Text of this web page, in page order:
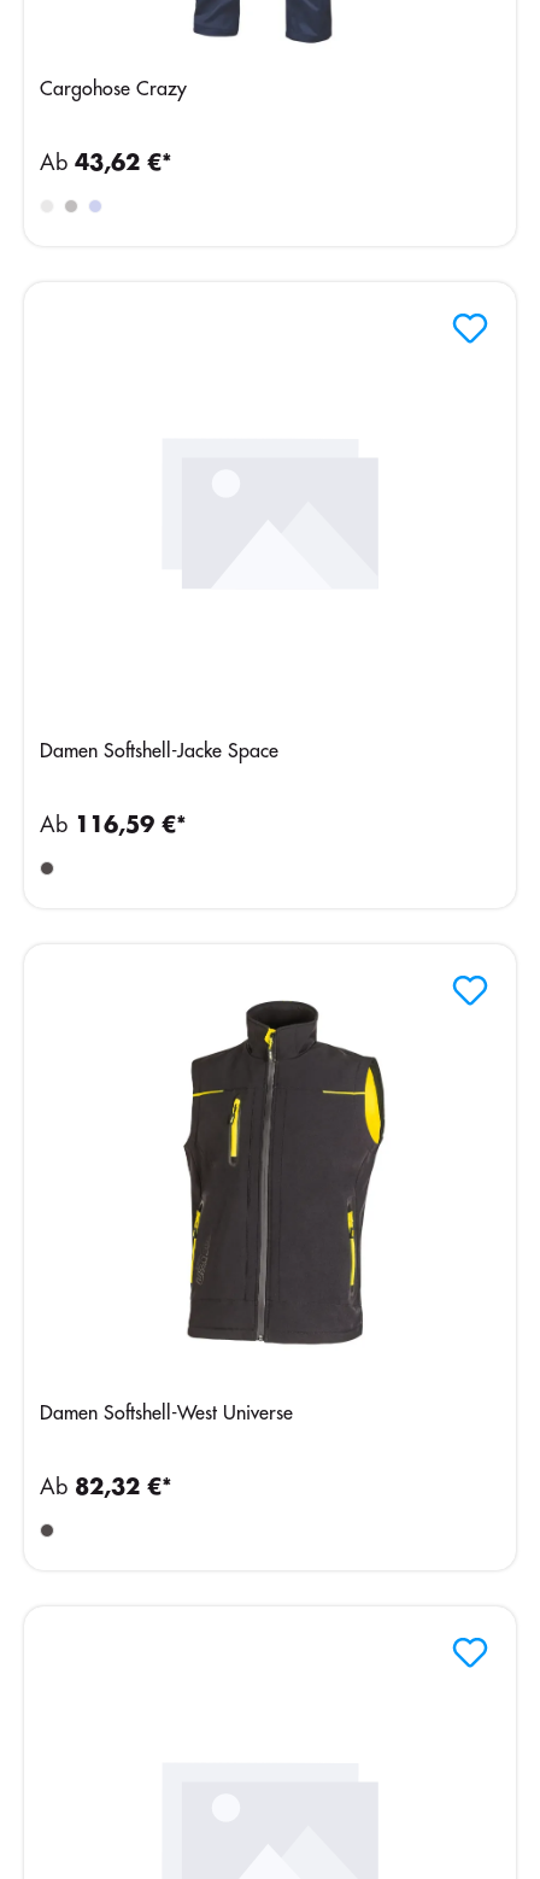
Cargohose Crazy
Ab 43,62 €*
Damen Softshell-Jacke Space
Ab 116,59 €*
Damen Softshell-West Universe
Ab 82,32 €*